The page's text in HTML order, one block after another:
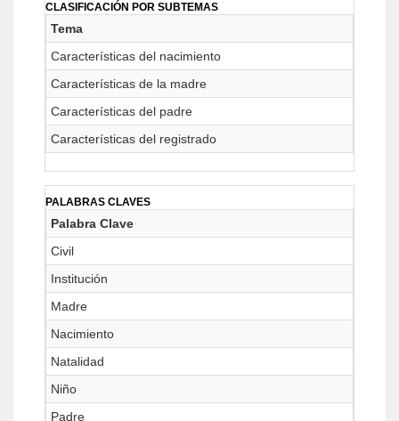
CLASIFICACIÓN POR SUBTEMAS
Tema
Características del nacimiento
Características de la madre
Características del padre
Características del registrado
PALABRAS CLAVES
Palabra Clave
Civil
Institución
Madre
Nacimiento
Natalidad
Niño
Padre